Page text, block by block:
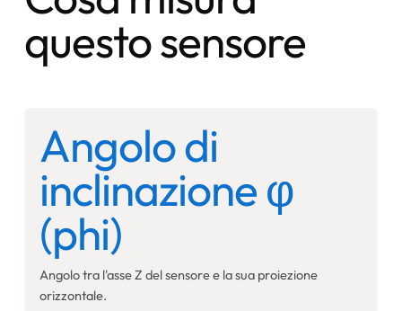
questo sensore
Angolo di
inclinazione φ
(phi)
Angolo tra l'asse Z del sensore e la sua proiezione
orizzontale.